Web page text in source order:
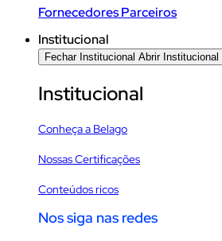
Fornecedores Parceiros
Institucional
Fechar Institucional Abrir Institucional
Institucional
Conheça a Belago
Nossas Certificações
Conteúdos ricos
Nos siga nas redes